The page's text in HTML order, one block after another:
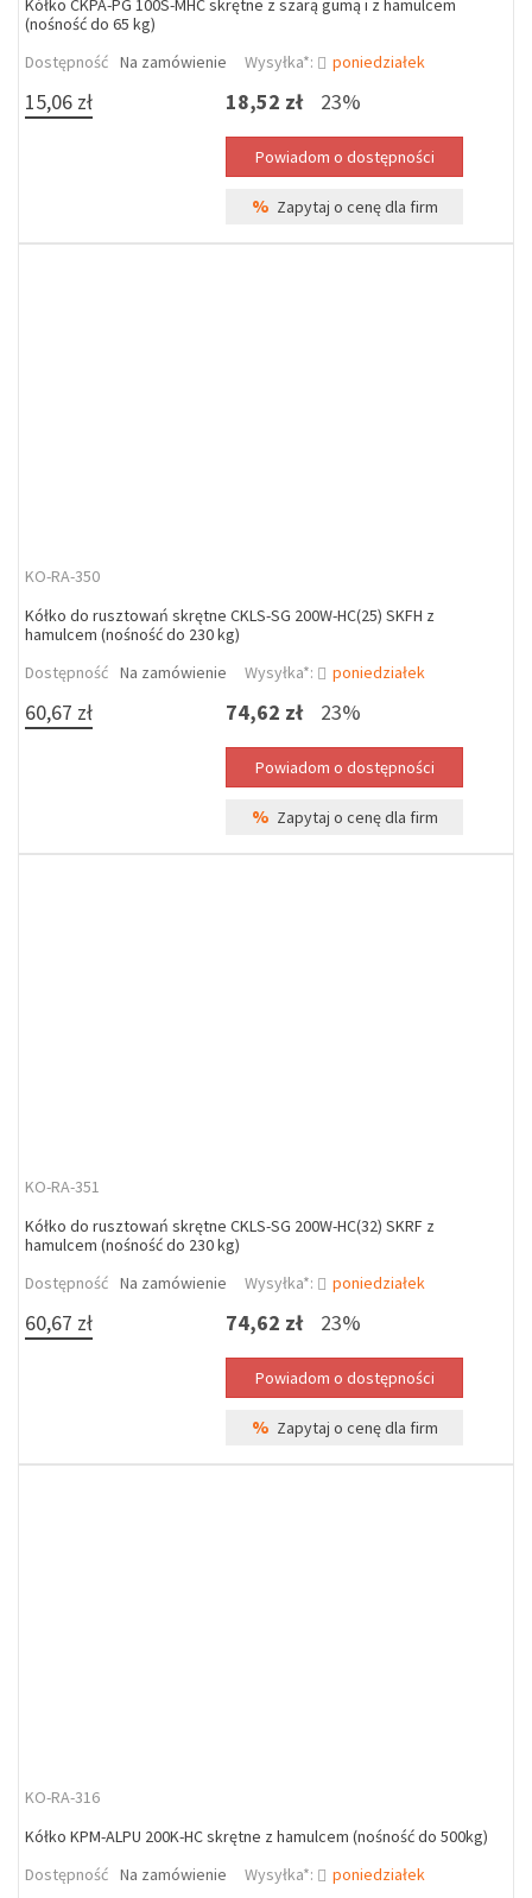
Kółko CKPA-PG 100S-MHC skrętne z szarą gumą i z hamulcem
(nośność do 65 kg)
Dostępność Na zamówienie Wysyłka*: poniedziałek
15,06 zł 18,52 zł 23%
% Zapytaj o cenę dla firm
KO-RA-350
Kółko do rusztowań skrętne CKLS-SG 200W-HC(25) SKFH z
hamulcem (nośność do 230 kg)
Dostępność Na zamówienie Wysyłka*: poniedziałek
60,67 zł 74,62 zł 23%
% Zapytaj o cenę dla firm
KO-RA-351
Kółko do rusztowań skrętne CKLS-SG 200W-HC(32) SKRF z
hamulcem (nośność do 230 kg)
Dostępność Na zamówienie Wysyłka*: poniedziałek
60,67 zł 74,62 zł 23%
% Zapytaj o cenę dla firm
KO-RA-316
Kółko KPM-ALPU 200K-HC skrętne z hamulcem (nośność do 500kg)
Dostępność Na zamówienie Wysyłka*: poniedziałek